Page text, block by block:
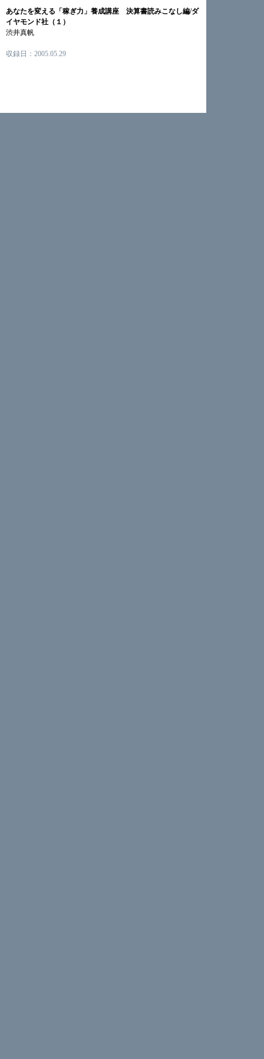
あなたを変える「稼ぎ力」養成講座 決算書読みこなし編/ダ
イヤモンド社（１）
渋井真帆
収録日：2005.05.29